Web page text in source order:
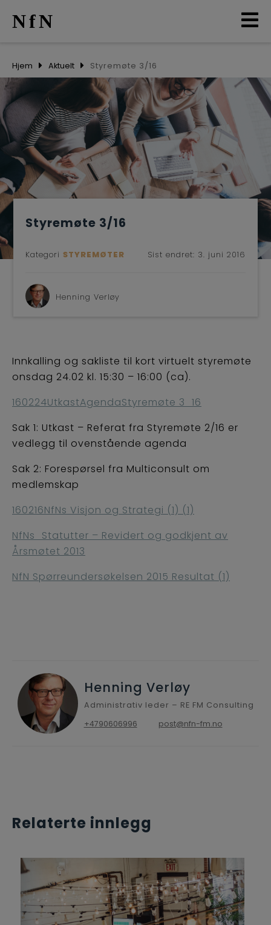
AKTUELT
ARRANGEMENTER
NETTVERK
MEDLEMMER
OM OSS
NfN
Hjem Aktuelt Styremøte 3/16
Styremøte 3/16
Kategori STYREMØTER Sist endret: 3. juni 2016
Henning Verløy
Innkalling og sakliste til kort virtuelt styremøte
onsdag 24.02 kl. 15:30 – 16:00 (ca).
160224UtkastAgendaStyremøte 3_16
Sak 1: Utkast – Referat fra Styremøte 2/16 er
vedlegg til ovenstående agenda
Sak 2: Forespørsel fra Multiconsult om
medlemskap
160216NfNs Visjon og Strategi (1) (1)
NfNs_Statutter – Revidert og godkjent av
Årsmøtet 2013
NfN Spørreundersøkelsen 2015 Resultat (1)
Henning Verløy
Administrativ leder – RE FM Consulting
+4790606996
post@nfn-fm.no
Relaterte innlegg